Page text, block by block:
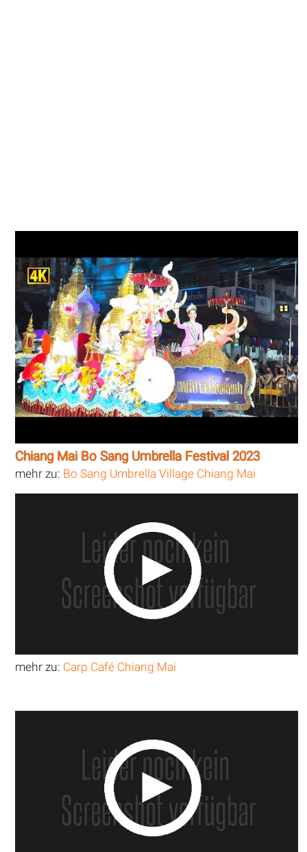
Chiang Mai Bo Sang Umbrella Festival 2023
mehr zu: Bo Sang Umbrella Village Chiang Mai
mehr zu: Carp Café Chiang Mai